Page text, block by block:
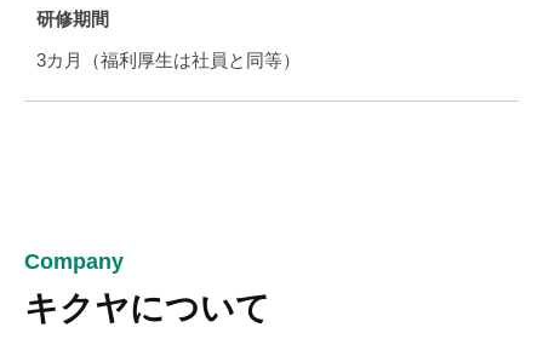
研修期間
3カ月（福利厚生は社員と同等）
Company
キクヤについて